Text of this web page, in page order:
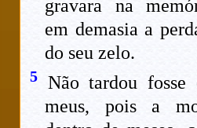
gravara na
em demasia a
do seu zelo.
5 Não tardou
meus, pois a